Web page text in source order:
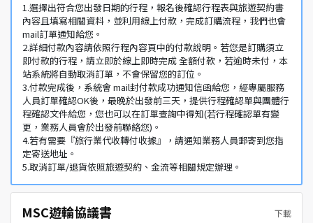
1.選擇出符合您出發日期的行程，報名後確認行程表與旅遊契約書
內容且填寫相關資料，並利用線上付款，完成訂購流程，我們也會
mail訂單通知給您。
2.詳細付款內容請依照行程內容頁中的付款說明。若您是訂購須立
即付款的行程，請立即於線上即時完成 全額付款，若逾時未付，本
站系統將自動取消訂單，不會保留您的訂位。
3.付款完成後，系統會 mail封付款成功通知信函給您，經專屬服務
人員訂單確認OK後，最晚於出發前三天，提供行程確認單與團體行
程確認文件給您，您也可以在訂單查詢中得知(若行程確認單有變
更，業務人員會於出發前聯絡您)。
4.若有需要『旅行業代收轉付收據』，請通知業務人員郵寄到您指
定寄送地址。
5.取消訂單/退貨依照旅遊契約、金流等相關規定辦理。
MSC遊輪協議書 下載